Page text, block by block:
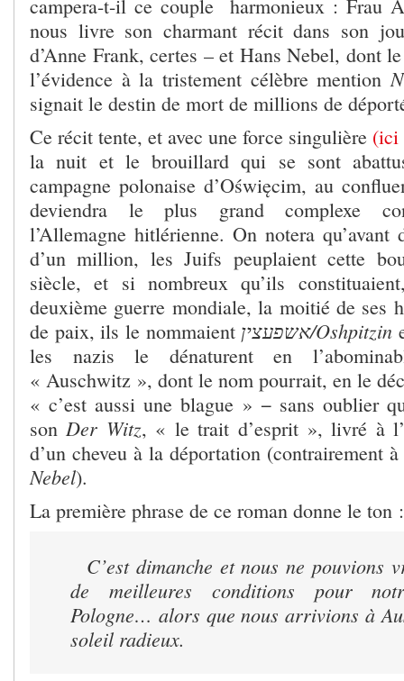
campera-t-il ce couple harmonieux : Frau
nous livre son charmant récit dans son
d’Anne Frank, certes – et Hans Nebel, dont
l’évidence à la tristement célèbre mention
signait le destin de mort de millions de
Ce récit tente, et avec une force singulière(ici
la nuit et le brouillard qui se sont
campagne polonaise d’Oświęcim, au
deviendra le plus grand complexe
l’Allemagne hitlérienne. On notera
d’un million, les Juifs peuplaient cette
siècle, et si nombreux qu’ils
deuxième guerre mondiale, la moitié de ses
de paix, ils le nommaient
אשפעצין/Oshpitzin
les nazis le dénaturent en
« Auschwitz », dont le nom pourrait, en le
« c’est aussi une blague » − sans oublier
sonDer Witz, « le trait d’esprit », livré à
d’un cheveu à la déportation (contrairement
Nebel).
La première phrase de ce roman donne le ton :
C’est dimanche et nous ne pouvions
de meilleures conditions pour
Pologne… alors que nous arrivions à
soleil radieux.